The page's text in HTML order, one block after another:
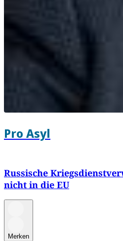
Pro Asyl
Russische
nicht in die EU
Merken